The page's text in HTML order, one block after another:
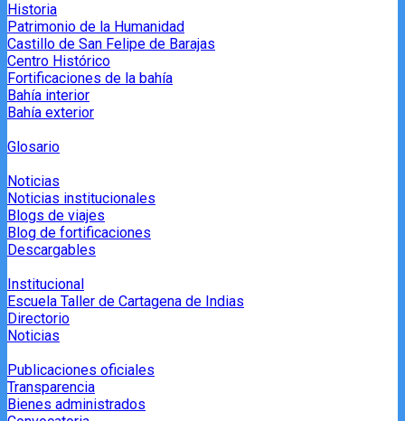
Historia
Patrimonio de la Humanidad
Castillo de San Felipe de Barajas
Centro Histórico
Fortificaciones de la bahía
Bahía interior
Bahía exterior
Glosario
Noticias
Noticias institucionales
Blogs de viajes
Blog de fortificaciones
Descargables
Institucional
Escuela Taller de Cartagena de Indias
Directorio
Noticias
Publicaciones oficiales
Transparencia
Bienes administrados